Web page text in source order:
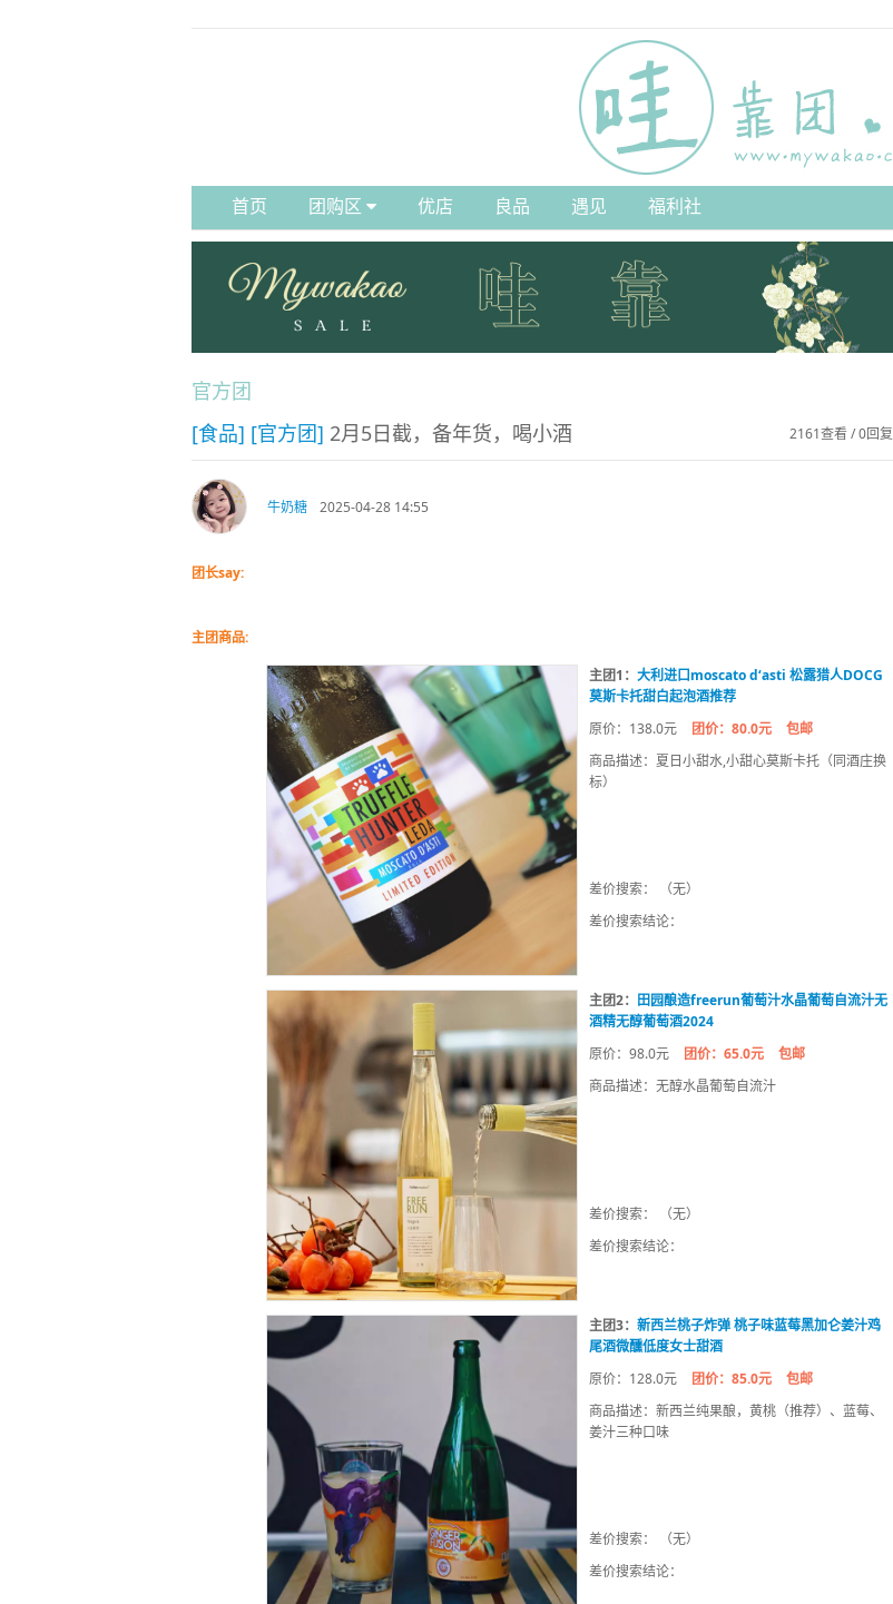
首页 团购区 优店 良品 遇见 福利社
官方团
[食品] [官方团] 2月5日截，备年货，喝小酒 2161查看 / 0回复
牛奶糖 2025-04-28 14:55
团长say:
主团商品:
主团1： 大利进口moscato d‘asti 松露猎人DOCG
莫斯卡托甜白起泡酒推荐
原价：138.0元
团价：80.0元
包邮
商品描述：夏日小甜水,小甜心莫斯卡托（同酒庄换
标）
差价搜索： （无）
差价搜索结论：
主团2： 田园酿造freerun葡萄汁水晶葡萄自流汁无
酒精无醇葡萄酒2024
原价：98.0元
团价：65.0元
包邮
商品描述：无醇水晶葡萄自流汁
差价搜索： （无）
差价搜索结论：
主团3： 新西兰桃子炸弹 桃子味蓝莓黑加仑姜汁鸡
尾酒微醺低度女士甜酒
原价：128.0元
团价：85.0元
包邮
商品描述：新西兰纯果酿，黄桃（推荐）、蓝莓、
姜汁三种口味
差价搜索： （无）
差价搜索结论：